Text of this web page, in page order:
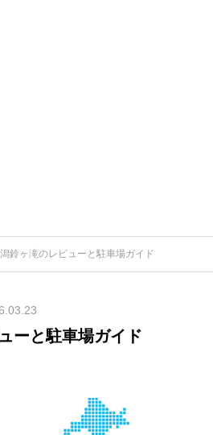
鈴ヶ滝のレビューと駐車場ガイド
ーと駐車場ガイド